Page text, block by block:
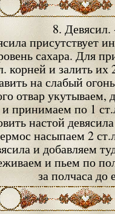
8. Девясил.
присутствует
сахара. Для
корней и залить
на слабый
отвар укутываем,
принимаем по 1
настой
насыпаем 2
и добавляем
и пьем по
за полчаса до